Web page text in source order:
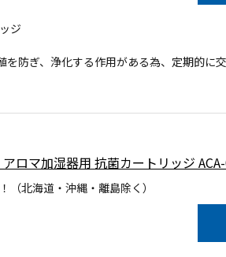
ジ
防ぎ、浄化する作用がある為、定期的に
ロマ加湿器用 抗菌カートリッジ
北海道・沖縄・離島除く）